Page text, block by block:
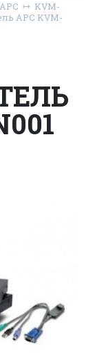
KVM-
APC KVM-